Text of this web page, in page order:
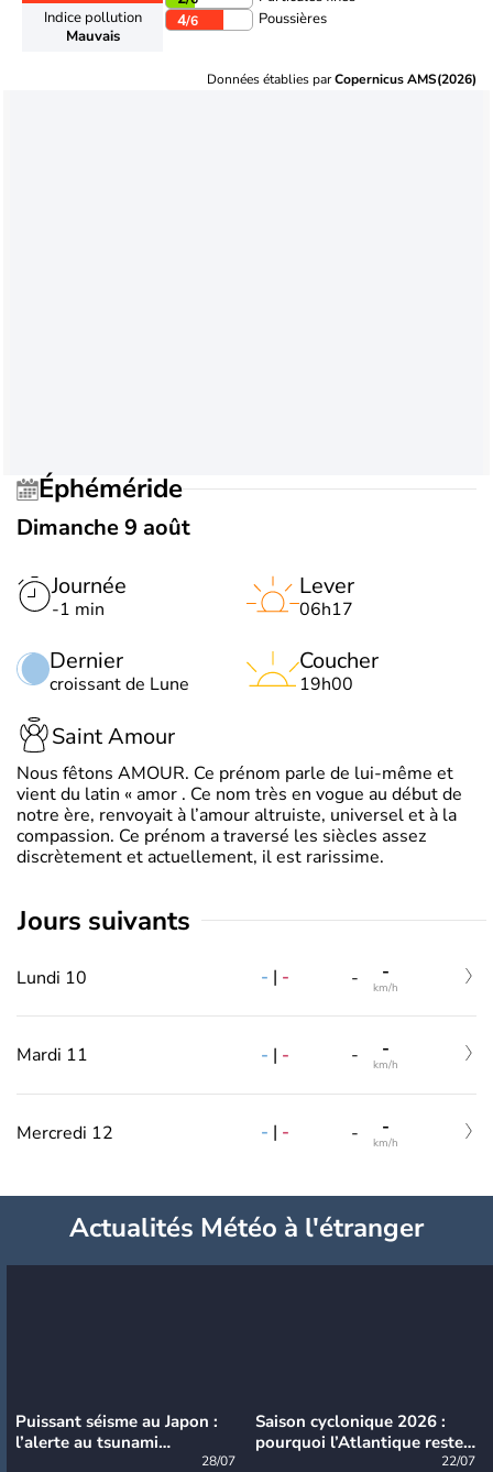
Indice pollution
Mauvais
4/6 Poussières
Données établies parCopernicus AMS(2026)
Éphéméride
Dimanche 9 août
Journée
-1 min
Dernier
croissant de Lune
Lever
06h17
Coucher
19h00
Saint Amour
Nous fêtons AMOUR. Ce prénom parle de lui-même et
vient du latin « amor . Ce nom très en vogue au début de
notre ère, renvoyait à l’amour altruiste, universel et à la
compassion. Ce prénom a traversé les siècles assez
discrètement et actuellement, il est rarissime.
jours suivants
Lundi 10 - | - - -
km/h
Mardi 11 - | - - -
km/h
Mercredi 12 - | - - -
km/h
Actualités Météo à l'étranger
Puissant séisme au Japon :
l’alerte au tsunami
28/07
Saison cyclonique 2026 :
pourquoi l’Atlantique reste
22/07